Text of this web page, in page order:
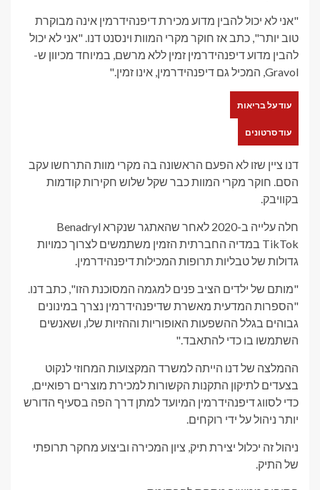
"אני לא יכול להבין מדוע מכירת דיפנהידרמין אינה מבוקרת
טוב יותר", כתב אז חוקר מקרי המוות וינסנט דנו. "אני לא יכול
להבין מדוע דיפנהידרמין זמין ללא מרשם, במיוחד מכיוון ש-
Gravol, המכיל גם דיפנהידרמין, אינו זמין."
עוד על בריאות
עוד סרטונים
דנו ציין שזו לא הפעם הראשונה בה מקרי מוות התרחשו עקב
הסם. חוקר מקרי המוות כבר שקל שלוש חקירות קודמות
בקוויבק.
חלה עלייה ב-2020 לאחר שהאתגר שנקרא Benadryl
TikTok במדיה החברתית הזמין משתמשים לצרוך כמויות
גדולות של טבליות תרופות המכילות דיפנהידרמין.
"מותם של ילדים הציב פנים למגמה המסוכנת הזו", כתב דנו.
"הספרות המדעית מאשרת שדיפנהידרמין נצרך במינונים
גבוהים בגלל ההשפעות האופוריות וההזיות שלו, ושאנשים
השתמשו בו כדי להתאבד."
ההמלצה של דנו הייתה למשרד המקצועות המחוזי לנקוט
בצעדים לתיקון התקנות הקשורות למכירת מוצרים רפואיים,
כדי לסווג דיפנהידרמין המיועד למתן דרך הפה בסעיף הדורש
יותר ניהול על ידי רוקחים.
ניהול זה יכלול יצירת תיק, ציון המכירה וביצוע מחקר תרופתי
של התיק.